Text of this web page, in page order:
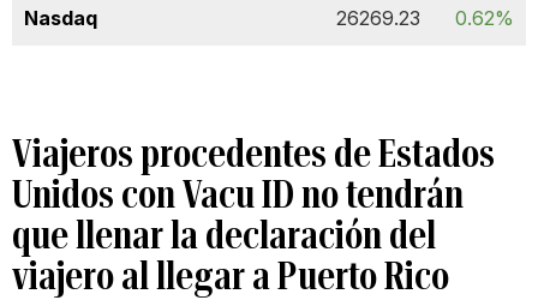
Nasdaq
26269.23 0.62%
Viajeros procedentes de Estados
Unidos con Vacu ID no tendrán
que llenar la declaración del
viajero al llegar a Puerto Rico